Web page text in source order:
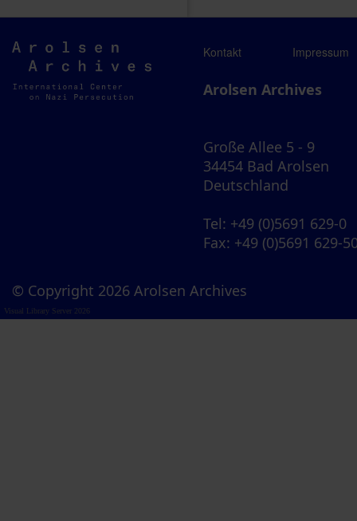
Arolsen
Archives
Kontakt Impressum
Arolsen Archives
Große Allee 5 - 9
34454 Bad Arolsen
Deutschland
Tel: +49 (0)5691 629-0
Fax: +49 (0)5691 629-
© Copyright 2026 Arolsen Archives
Visual Library Server 2026